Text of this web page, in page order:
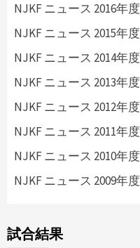
NJKF ニュース 2016年度
NJKF ニュース 2015年度
NJKF ニュース 2014年度
NJKF ニュース 2013年度
NJKF ニュース 2012年度
NJKF ニュース 2011年度
NJKF ニュース 2010年度
NJKF ニュース 2009年度
試合結果